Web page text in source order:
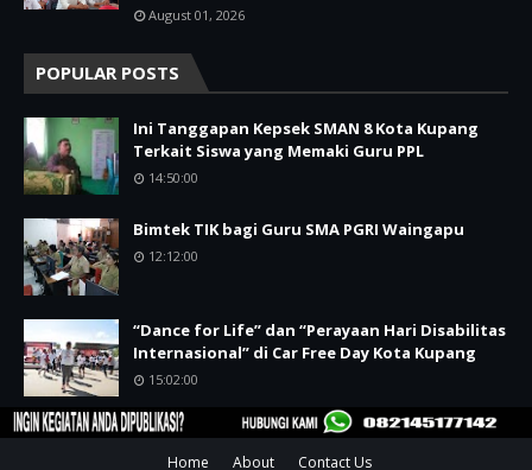
August 01, 2026
POPULAR POSTS
Ini Tanggapan Kepsek SMAN 8 Kota Kupang
Terkait Siswa yang Memaki Guru PPL
14:50:00
Bimtek TIK bagi Guru SMA PGRI Waingapu
12:12:00
“Dance for Life” dan “Perayaan Hari Disabilitas
Internasional” di Car Free Day Kota Kupang
15:02:00
Home About Contact Us